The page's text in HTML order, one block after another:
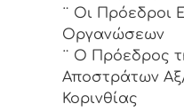
¨ Οι Πρόεδροι
Οργανώσεων
¨ Ο Πρόεδρος
Αποστράτων
Κορινθίας